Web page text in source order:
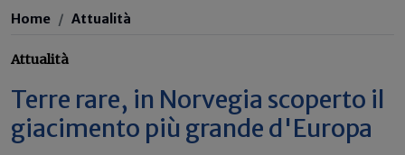
Home Attualità
Attualità
Terre rare, in Norvegia scoperto il
giacimento più grande d'Europa